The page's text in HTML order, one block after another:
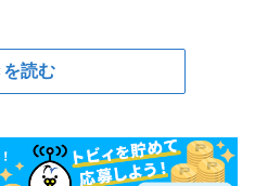
読む